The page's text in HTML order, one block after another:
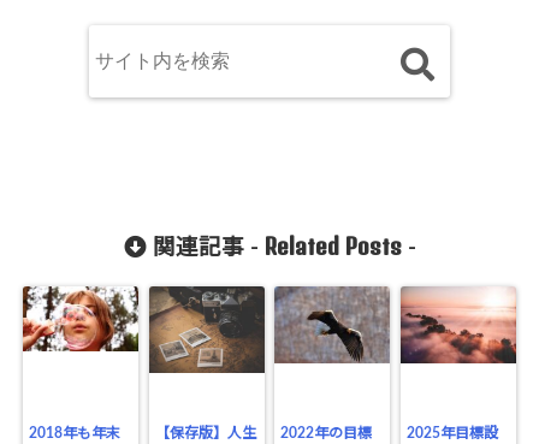
関連記事 - Related Posts-
2018年も年末
【保存版】人生
2022年の目標
2025年目標設